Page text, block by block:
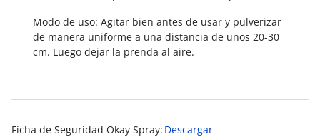
Modo de uso: Agitar bien antes de usar y pulverizar
de manera uniforme a una distancia de unos 20-30
cm. Luego dejar la prenda al aire.
Ficha de Seguridad Okay Spray: Descargar